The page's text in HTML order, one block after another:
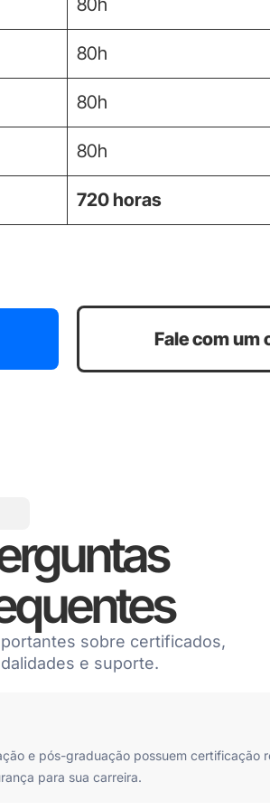
80h
80h
80h
80h
720 horas
Fale com um
sobre certificados,
e suporte.
e pós-graduação possuem certificação
para sua carreira.